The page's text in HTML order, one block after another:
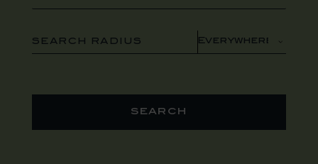
SEARCH RADIUS
search